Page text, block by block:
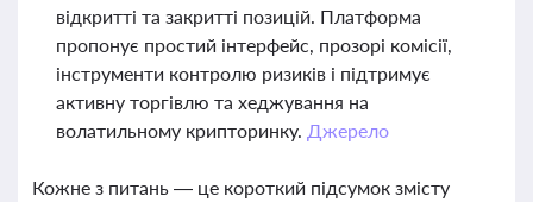
відкритті та закритті позицій. Платформа
пропонує простий інтерфейс, прозорі комісії,
інструменти контролю ризиків і підтримує
активну торгівлю та хеджування на
волатильному крипторинку. Джерело
Кожне з питань — це короткий підсумок змісту